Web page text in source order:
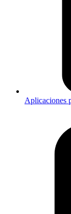
Aplicaciones